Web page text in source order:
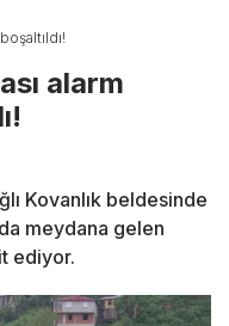
alarm
Kovanlık beldesinde
meydana gelen
ediyor.